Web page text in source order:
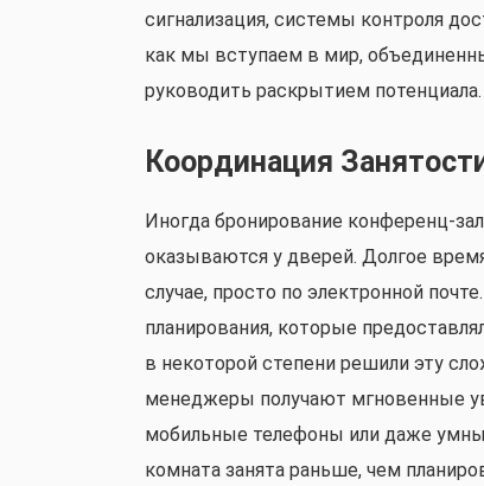
сигнализация, системы контроля
как мы вступаем в мир,
руководить раскрытием потенциала.
Координация
Иногда бронирование конференц-
оказываются у дверей. Долгое
случае, просто по электронной
планирования, которые
в некоторой степени решили эту
менеджеры получают мгновенные
мобильные телефоны или даже
комната занята раньше, чем